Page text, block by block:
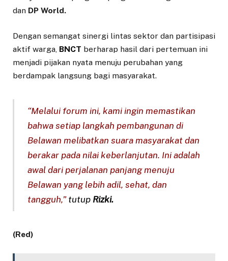
dan DP World.
Dengan semangat sinergi lintas sektor dan partisipasi
aktif warga, BNCT berharap hasil dari pertemuan ini
menjadi pijakan nyata menuju perubahan yang
berdampak langsung bagi masyarakat.
“Melalui forum ini, kami ingin memastikan
bahwa setiap langkah pembangunan di
Belawan melibatkan suara masyarakat dan
berakar pada nilai keberlanjutan. Ini adalah
awal dari perjalanan panjang menuju
Belawan yang lebih adil, sehat, dan
tangguh,”tutup Rizki.
(Red)